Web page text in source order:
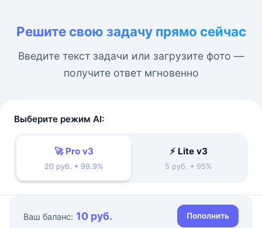
Решите свою задачу прямо сейчас
Введите текст задачи или загрузите фото —
получите ответ мгновенно
Выберите режим AI:
🚀 Pro v3
20 руб. • 99.9%
⚡ Lite v3
5 руб. • 95%
Ваш баланс: 10 руб. Пополнить